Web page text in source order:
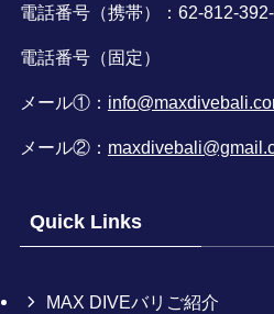
電話番号（携帯）：62-812-
電話番号（固定）
メール①：
メール②：
Quick Links
MAX DIVEバリご紹介